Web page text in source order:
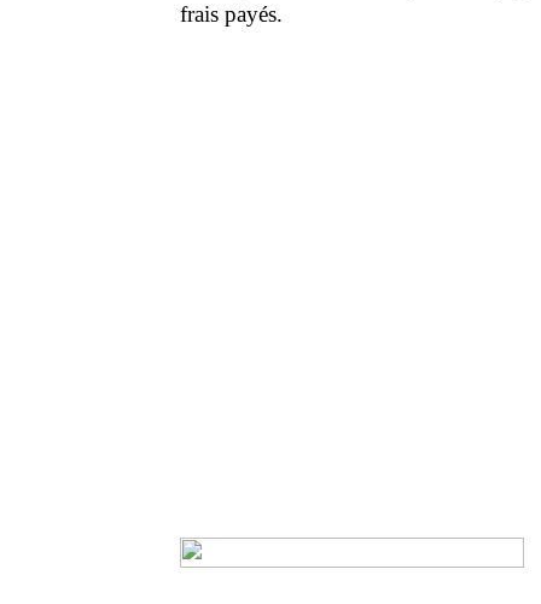
frais payés.